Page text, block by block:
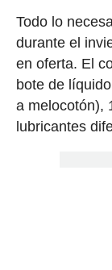
Todo lo
durante el
en oferta. El
bote de
a melocotón),
lubricantes